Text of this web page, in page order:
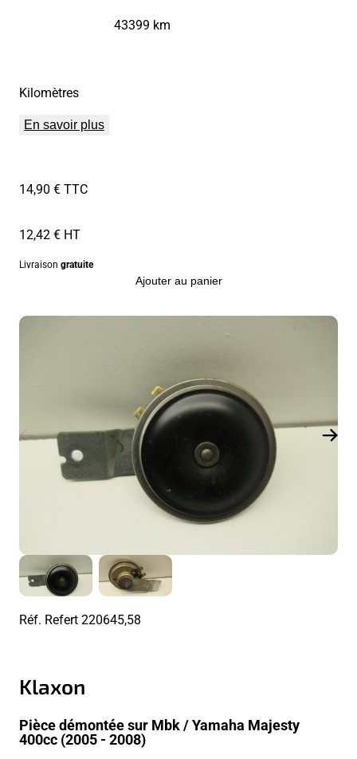
Kilomètres
43399 km
En savoir plus
14,90 € TTC
12,42 € HT
Livraison gratuite
Ajouter au panier
Réf. Refert220645,58
Klaxon
Pièce démontée sur Mbk / Yamaha Majesty
400cc (2005 - 2008)